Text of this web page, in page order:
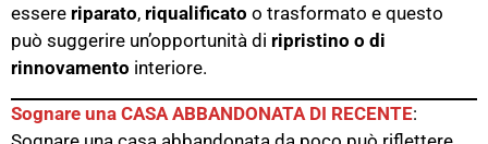
essere riparato, riqualificato o trasformato e questo
può suggerire un’opportunità di ripristino o di
rinnovamento interiore.
Sognare una CASA ABBANDONATA DI RECENTE: